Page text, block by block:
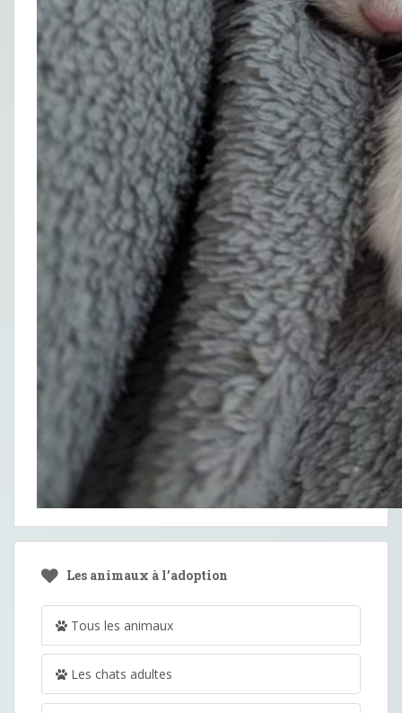
Les animaux à l’adoption
Tous les animaux
Les chats adultes